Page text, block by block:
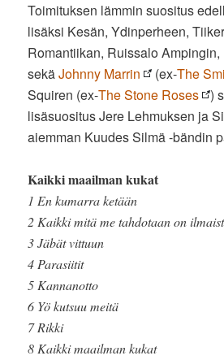
Toimituksen lämmin suositus
lisäksi Kesän, Ydinperheen,
Romantiikan, Ruissalo
sekäJohnny Marrin (ex-The
Squiren (ex-The Stone Roses
)
lisäsuositus Jere Lehmuksen ja
aiemman Kuudes Silmä -bändin
Kaikki maailman kukat
1 En kumarra ketään
2 Kaikki mitä me tahdotaan on
3 Jäbät vittuun
4 Parasiitit
5 Kannanotto
6 Yö kutsuu meitä
7 Rikki
8 Kaikki maailman kukat